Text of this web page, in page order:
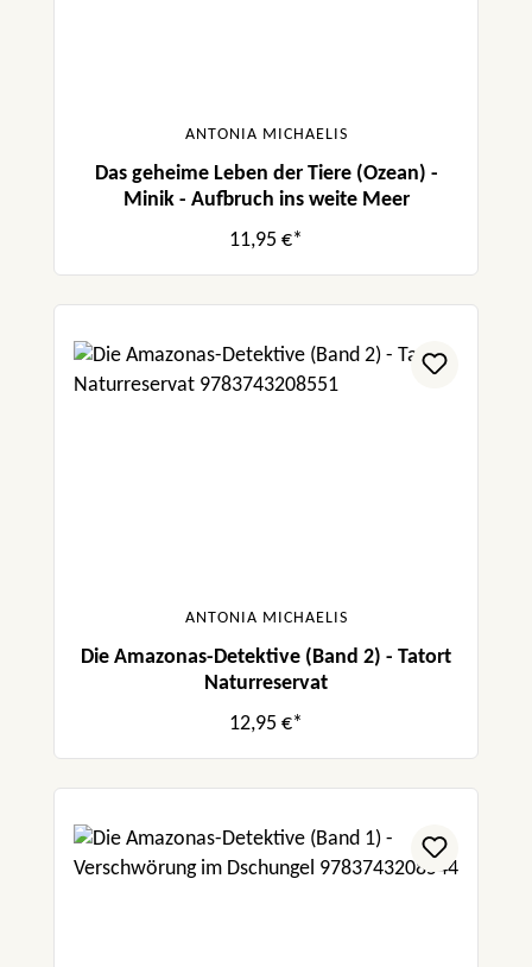
ANTONIA MICHAELIS
Das geheime Leben der Tiere (Ozean) -
Minik - Aufbruch ins weite Meer
11,95 €*
ANTONIA MICHAELIS
Die Amazonas-Detektive (Band 2) - Tatort
Naturreservat
12,95 €*